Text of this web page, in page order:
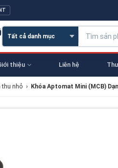
thiệu Liên hệ
thu nhỏ › Khóa Aptomat Mini (MCB)